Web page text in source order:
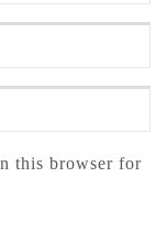
this browser for